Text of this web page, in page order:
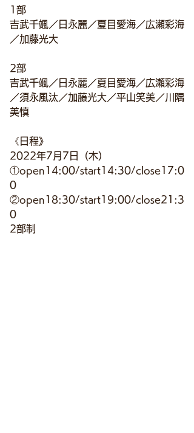
1部
吉武千颯／日永麗／夏目愛海／広瀬彩海
／加藤光大
2部
吉武千颯／日永麗／夏目愛海／広瀬彩海
／須永風汰／加藤光大／平山笑美／川隅
美慎
《日程》
2022年7月7日（木）
①open14:00/start14:30/close17:0
0
②open18:30/start19:00/close21:3
0
2部制